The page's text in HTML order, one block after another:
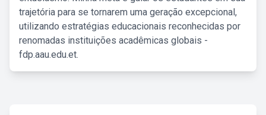
trajetória para se tornarem uma geração excepcional,
utilizando estratégias educacionais reconhecidas por
renomadas instituições acadêmicas globais -
fdp.aau.edu.et.